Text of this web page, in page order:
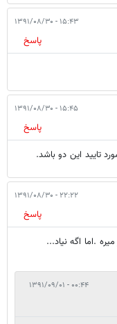
۱۵:۴۳ - ۱۳۹۱/۰۸/۳۰
پاسخ
۱۵:۴۵ - ۱۳۹۱/۰۸/۳۰
پاسخ
تایید این دو باشد.
۲۲:۲۲ - ۱۳۹۱/۰۸/۳۰
پاسخ
.اما اگه نیاد...
۰۰:۴۴ - ۱۳۹۱/۰۹/۰۱